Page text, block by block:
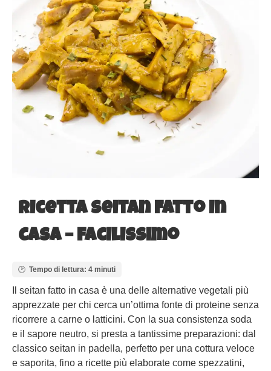
Ricetta Seitan Fatto in
Casa – facilissimo
Tempo di lettura: 4 minuti
Il seitan fatto in casa è una delle alternative vegetali più
apprezzate per chi cerca un’ottima fonte di proteine senza
ricorrere a carne o latticini. Con la sua consistenza soda
e il sapore neutro, si presta a tantissime preparazioni: dal
classico seitan in padella, perfetto per una cottura veloce
e saporita, fino a ricette più elaborate come spezzatini,